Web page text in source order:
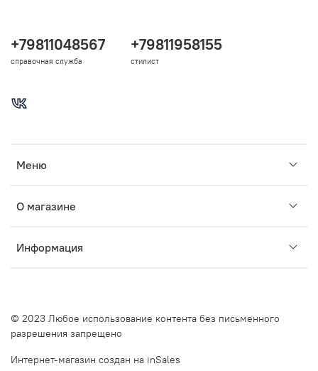
Меню
О магазине
Информация
+79811048567
справочная служба
+79811958155
стилист
© 2023 Любое использование контента без письменного
разрешения запрещено
Интернет-магазин создан на inSales